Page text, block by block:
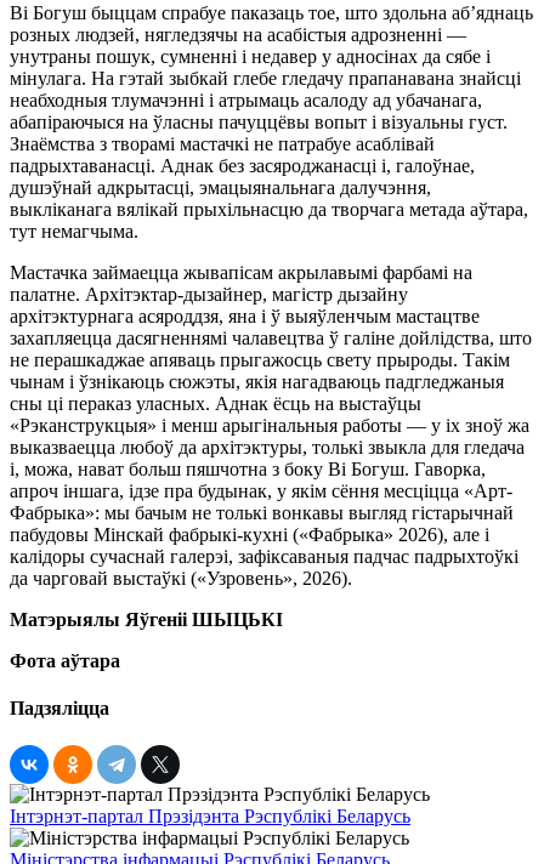
Ві Богуш быццам спрабуе паказаць тое, што здольна аб’яднаць
розных людзей, нягледзячы на асабістыя адрозненні —
унутраны пошук, сумненні і недавер у адносінах да сябе і
мінулага. На гэтай зыбкай глебе гледачу прапанавана знайсці
неабходныя тлумачэнні і атрымаць асалоду ад убачанага,
абапіраючыся на ўласны пачуццёвы вопыт і візуальны густ.
Знаёмства з творамі мастачкі не патрабуе асаблівай
падрыхтаванасці. Аднак без засяроджанасці і, галоўнае,
душэўнай адкрытасці, эмацыянальнага далучэння,
выкліканага вялікай прыхільнасцю да творчага метада аўтара,
тут немагчыма.
Мастачка займаецца жывапісам акрылавымі фарбамі на
палатне. Архітэктар-дызайнер, магістр дызайну
архітэктурнага асяроддзя, яна і ў выяўленчым мастацтве
захапляецца дасягненнямі чалавецтва ў галіне дойлідства, што
не перашкаджае апяваць прыгажосць свету прыроды. Такім
чынам і ўзнікаюць сюжэты, якія нагадваюць падгледжаныя
сны ці пераказ уласных. Аднак ёсць на выстаўцы
«Рэканструкцыя» і менш арыгінальныя работы — у іх зноў жа
выказваецца любоў да архітэктуры, толькі звыкла для гледача
і, можа, нават больш пяшчотна з боку Ві Богуш. Гаворка,
апроч іншага, ідзе пра будынак, у якім сёння месціцца «Арт-
Фабрыка»: мы бачым не толькі вонкавы выгляд гістарычнай
пабудовы Мінскай фабрыкі-кухні («Фабрыка» 2026), але і
калідоры сучаснай галерэі, зафіксаваныя падчас падрыхтоўкі
да чарговай выстаўкі («Узровень», 2026).
Матэрыялы Яўгеніі ШЫЦЬКІ
Фота аўтара
Падзяліцца
Інтэрнэт-партал Прэзідэнта Рэспублікі Беларусь